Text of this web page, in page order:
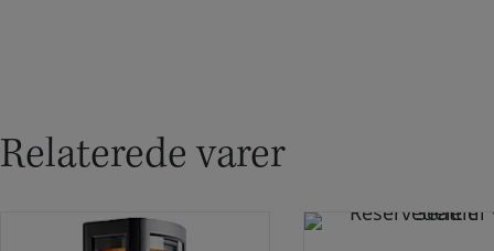
Relaterede varer